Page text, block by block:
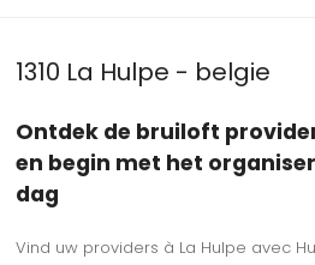
1310 La Hulpe - belgie
Ontdek de bruiloft
en begin met het
dag
Vind uw providers à La Hulpe avec